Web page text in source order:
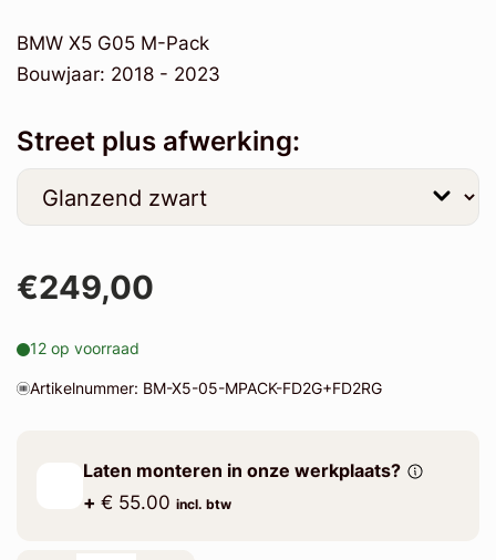
BMW X5 G05 M-Pack
Bouwjaar: 2018 - 2023
Street plus afwerking:
€249,00
12 op voorraad
Artikelnummer: BM-X5-05-MPACK-FD2G+FD2RG
Laten monteren in onze werkplaats?
+ € 55.00 incl. btw